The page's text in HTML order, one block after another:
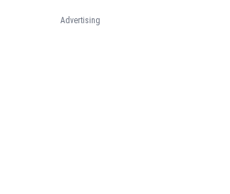
Advertising